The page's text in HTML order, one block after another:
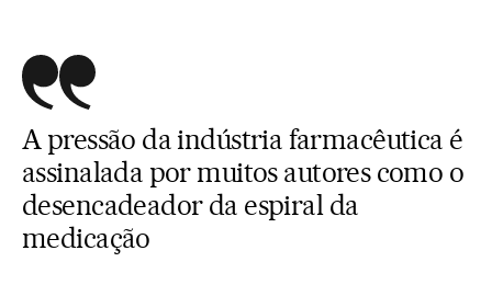
A pressão da indústria farmacêutica é
assinalada por muitos autores como o
desencadeador da espiral da
medicação